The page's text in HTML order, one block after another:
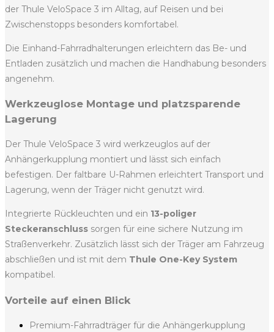
der Thule VeloSpace 3 im Alltag, auf Reisen und bei
Zwischenstopps besonders komfortabel.
Die Einhand-Fahrradhalterungen erleichtern das Be- und
Entladen zusätzlich und machen die Handhabung besonders
angenehm.
Werkzeuglose Montage und platzsparende
Lagerung
Der Thule VeloSpace 3 wird werkzeuglos auf der
Anhängerkupplung montiert und lässt sich einfach
befestigen. Der faltbare U-Rahmen erleichtert Transport und
Lagerung, wenn der Träger nicht genutzt wird.
Integrierte Rückleuchten und ein 13-poliger
Steckeranschluss sorgen für eine sichere Nutzung im
Straßenverkehr. Zusätzlich lässt sich der Träger am Fahrzeug
abschließen und ist mit dem Thule One-Key System
kompatibel.
Vorteile auf einen Blick
Premium-Fahrradträger für die Anhängerkupplung